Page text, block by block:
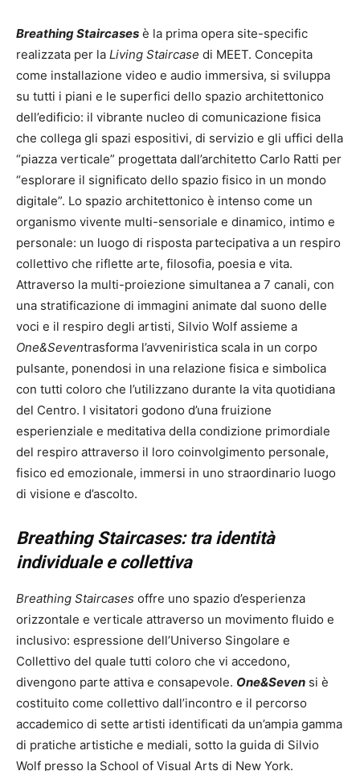
Breathing Staircases è la prima opera site-specific
realizzata per la Living Staircase di MEET. Concepita
come installazione video e audio immersiva, si sviluppa
su tutti i piani e le superfici dello spazio architettonico
dell’edificio: il vibrante nucleo di comunicazione fisica
che collega gli spazi espositivi, di servizio e gli uffici della
“piazza verticale” progettata dall’architetto Carlo Ratti per
“esplorare il significato dello spazio fisico in un mondo
digitale”. Lo spazio architettonico è intenso come un
organismo vivente multi-sensoriale e dinamico, intimo e
personale: un luogo di risposta partecipativa a un respiro
collettivo che riflette arte, filosofia, poesia e vita.
Attraverso la multi-proiezione simultanea a 7 canali, con
una stratificazione di immagini animate dal suono delle
voci e il respiro degli artisti, Silvio Wolf assieme a
One&Seventrasforma l’avveniristica scala in un corpo
pulsante, ponendosi in una relazione fisica e simbolica
con tutti coloro che l’utilizzano durante la vita quotidiana
del Centro. I visitatori godono d’una fruizione
esperienziale e meditativa della condizione primordiale
del respiro attraverso il loro coinvolgimento personale,
fisico ed emozionale, immersi in uno straordinario luogo
di visione e d’ascolto.
Breathing Staircases: tra identità
individuale e collettiva
Breathing Staircases offre uno spazio d’esperienza
orizzontale e verticale attraverso un movimento fluido e
inclusivo: espressione dell’Universo Singolare e
Collettivo del quale tutti coloro che vi accedono,
divengono parte attiva e consapevole. One&Seven si è
costituito come collettivo dall’incontro e il percorso
accademico di sette artisti identificati da un’ampia gamma
di pratiche artistiche e mediali, sotto la guida di Silvio
Wolf presso la School of Visual Arts di New York.